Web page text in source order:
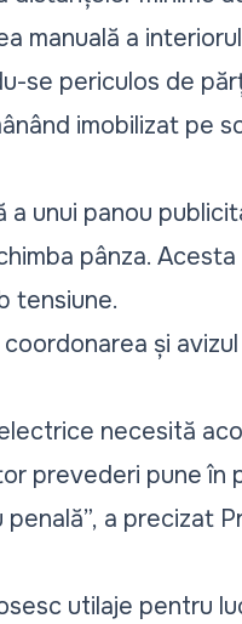
manuală a
se periculos de
imobilizat pe
a unui panou
pânza.
tensiune.
și avizul
necesită
prevederi pune în
a precizat
utilaje pentru